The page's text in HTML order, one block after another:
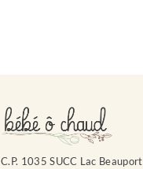
C.P. 1035 SUCC Lac Beauport